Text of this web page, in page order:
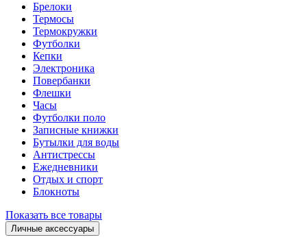
Брелоки
Термосы
Термокружки
Футболки
Кепки
Электроника
Повербанки
Флешки
Часы
Футболки поло
Записные книжки
Бутылки для воды
Антистрессы
Ежедневники
Отдых и спорт
Блокноты
Показать все товары
Личные аксессуары